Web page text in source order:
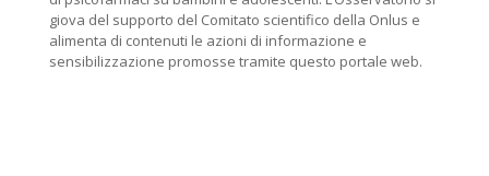
giova del supporto del Comitato scientifico della Onlus e
alimenta di contenuti le azioni di informazione e
sensibilizzazione promosse tramite questo portale web.